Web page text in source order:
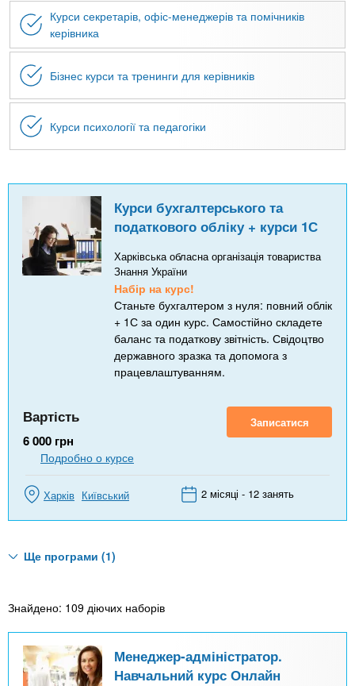
Курси секретарів, офіс-менеджерів та помічників
керівника
Бізнес курси та тренинги для керівників
Курси психології та педагогіки
Курси бухгалтерського та
податкового обліку + курси 1С
Харківська обласна організація товариства
Знання України
Набір на курс!
Станьте бухгалтером з нуля: повний облік
+ 1С за один курс. Самостійно складете
баланс та податкову звітність. Свідоцтво
державного зразка та допомога з
працевлаштуванням.
Вартість
6 000 грн
Записатися
Подробно о курсе
Харків Київський 2 місяці - 12 занять
Ще програми (1)
Знайдено: 109 діючих наборів
Менеджер-адміністратор.
Навчальний курс Онлайн